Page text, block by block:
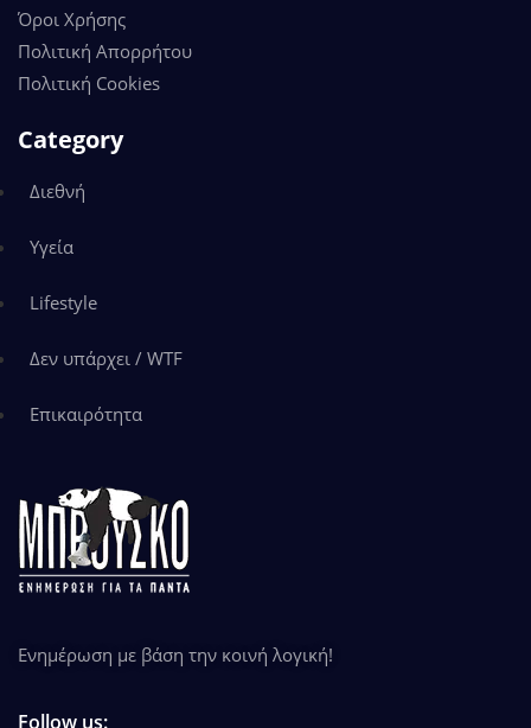
Όροι Χρήσης
Πολιτική Απορρήτου
Πολιτική Cookies
Category
Διεθνή
Υγεία
Lifestyle
Δεν υπάρχει / WTF
Επικαιρότητα
Ενημέρωση με βάση την κοινή λογική!
Follow us: